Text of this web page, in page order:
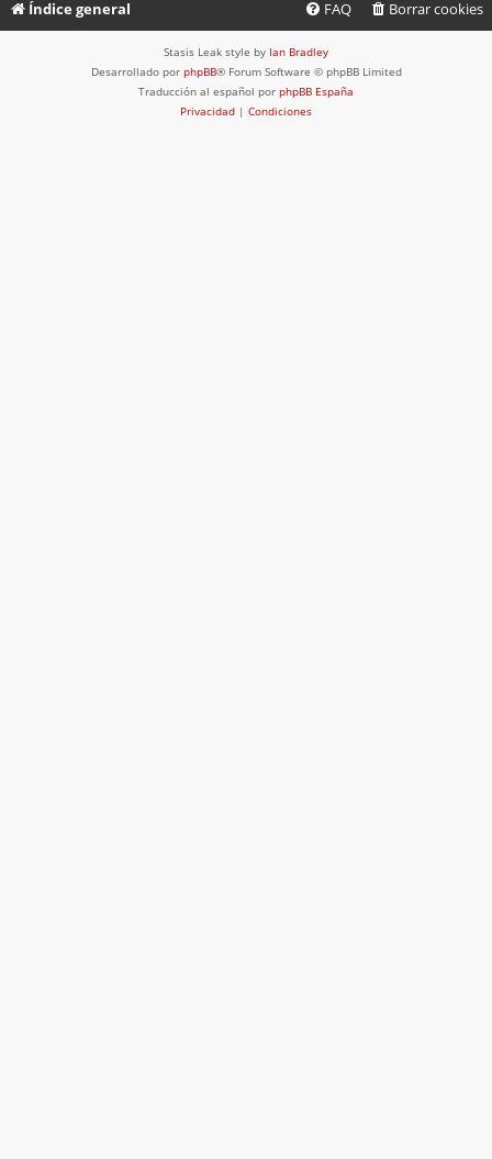
Índice general Borrar cookies
FAQ
Stasis Leak style by Ian Bradley
Desarrollado por phpBB® Forum Software © phpBB Limited
Traducción al español por phpBB España
Privacidad | Condiciones